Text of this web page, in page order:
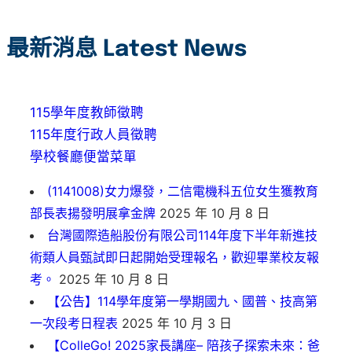
最新消息 Latest News
115學年度教師徵聘
115年度行政人員徵聘
學校餐廳便當菜單
(1141008)女力爆發，二信電機科五位女生獲教育
部長表揚發明展拿金牌 2025 年 10 月 8 日
台灣國際造船股份有限公司114年度下半年新進技
術類人員甄試即日起開始受理報名，歡迎畢業校友報
考。 2025 年 10 月 8 日
【公告】114學年度第一學期國九、國普、技高第
一次段考日程表 2025 年 10 月 3 日
【ColleGo! 2025家長講座– 陪孩子探索未來：爸